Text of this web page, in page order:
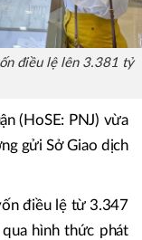
điều lệ lên 3.381 tỷ
(HoSE: PNJ) vừa
gửi Sở Giao dịch
điều lệ từ 3.347
hình thức phát